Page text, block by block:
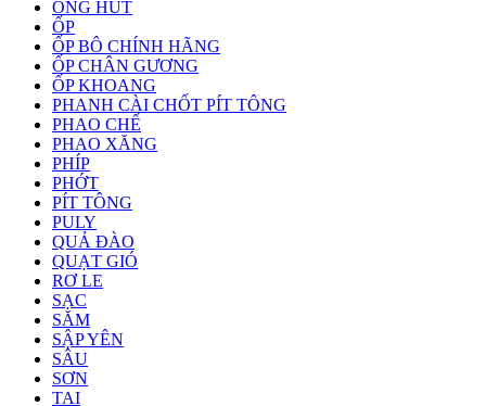
ỐNG HÚT
ỐP
ỐP BÔ CHÍNH HÃNG
ỐP CHÂN GƯƠNG
ỐP KHOANG
PHANH CÀI CHỐT PÍT TÔNG
PHAO CHẾ
PHAO XĂNG
PHÍP
PHỚT
PÍT TÔNG
PULY
QUẢ ĐÀO
QUẠT GIÓ
RƠ LE
SẠC
SĂM
SẬP YÊN
SÂU
SƠN
TAI